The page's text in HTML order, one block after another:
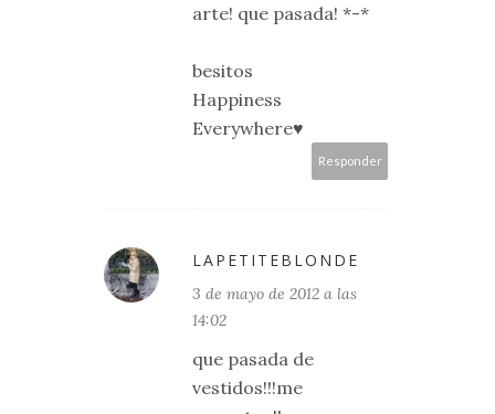
arte! que pasada! *-*
besitos
Happiness
Everywhere♥
Responder
LAPETITEBLONDE
3 de mayo de 2012 a las
14:02
que pasada de
vestidos!!!me